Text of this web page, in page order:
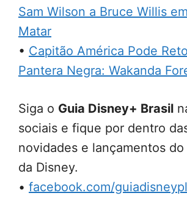
Sam Wilson a Bruce Willis
Matar
• Capitão América Pode
Pantera Negra: Wakanda
Siga o Guia Disney+ Brasil
sociais e fique por dentro
novidades e lançamentos
da Disney.
• facebook.com/